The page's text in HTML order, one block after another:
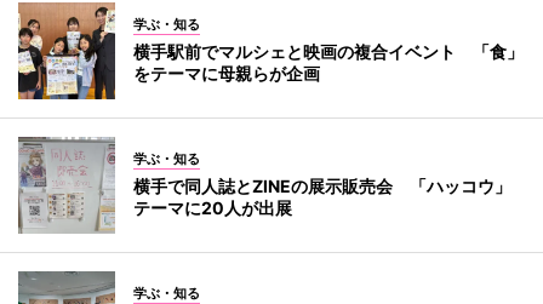
学ぶ・知る
横手駅前でマルシェと映画の複合イベント 「食」
をテーマに母親らが企画
学ぶ・知る
横手で同人誌とZINEの展示販売会 「ハッコウ」
テーマに20人が出展
学ぶ・知る